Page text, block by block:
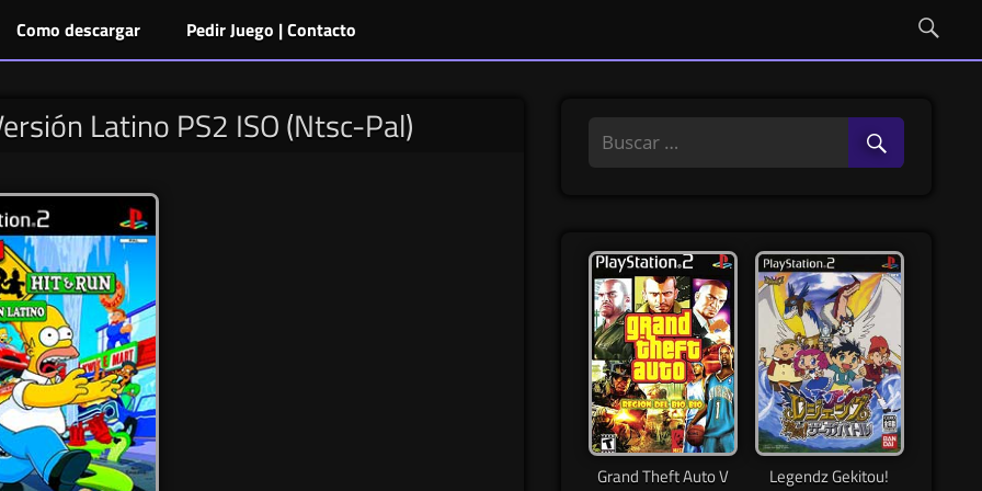
Como descargar Pedir Juego | Contacto
Latino PS2 ISO (Ntsc-Pal)
Grand Theft Auto V
Legendz Gekitou!